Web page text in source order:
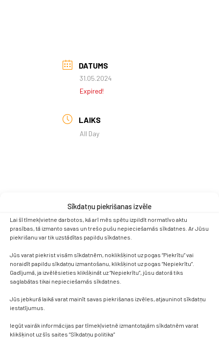
Sīkdatņu piekrišanas izvēle
Lai šī tīmekļvietne darbotos, kā arī mēs spētu izpildīt normatīvo aktu
prasības, tā izmanto savas un trešo pušu nepieciešamās sīkdatnes. Ar Jūsu
piekrišanu var tik uzstādītas papildu sīkdatnes.
Jūs varat piekrist visām sīkdatnēm, noklikšķinot uz pogas “Piekrītu” vai
noraidīt papildu sīkdatņu izmantošanu, klikšķinot uz pogas “Nepiekrītu”.
Gadījumā, ja izvēlēsieties klikšķināt uz “Nepiekrītu”, jūsu datorā tiks
saglabātas tikai nepieciešamās sīkdatnes.
Jūs jebkurā laikā varat mainīt savas piekrišanas izvēles, atjauninot sīkdatņu
iestatījumus.
Iegūt vairāk informācijas par tīmekļvietnē izmantotajām sīkdatnēm varat
klikšķinot uz šīs saites “Sīkdatņu politika”
DATUMS
31.05.2024
Expired!
LAIKS
All Day
Kontakti
+371 638 656 05